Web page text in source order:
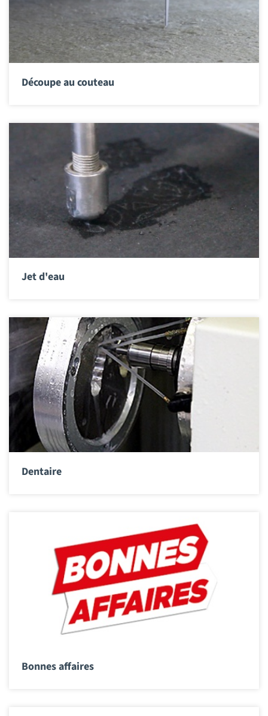
Découpe au couteau
Jet d'eau
Dentaire
Bonnes affaires